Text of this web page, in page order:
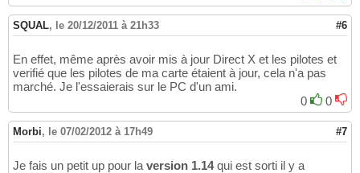
SQUAL, le 20/12/2011 à 21h33 #6
En effet, même après avoir mis à jour Direct X et les pilotes et
verifié que les pilotes de ma carte étaient à jour, cela n'a pas
marché. Je l'essaierais sur le PC d'un ami.
0
0
Morbi, le 07/02/2012 à 17h49 #7
Je fais un petit up pour la version 1.14qui est sorti il y a